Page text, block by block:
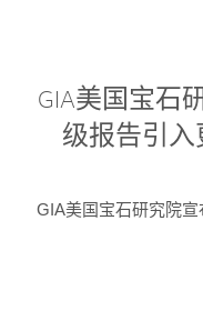
GIA美国宝石
级报告引入
GIA美国宝石研究院